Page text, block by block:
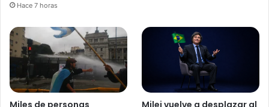
Hace 7 horas